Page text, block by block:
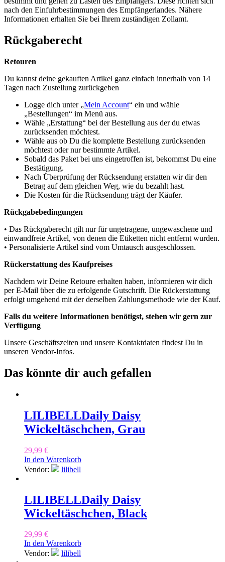
nach den Einfuhrbestimmungen des Empfängerlandes. Nähere
Informationen erhalten Sie bei Ihrem zuständigen Zollamt.
Rückgaberecht
Retouren
Du kannst deine gekauften Artikel ganz einfach innerhalb von 14
Tagen nach Zustellung zurückgeben
Logge dich unter „Mein Account“ ein und wähle
„Bestellungen“ im Menü aus.
Wähle „Erstattung“ bei der Bestellung aus der du etwas
zurücksenden möchtest.
Wähle aus ob Du die komplette Bestellung zurücksenden
möchtest oder nur bestimmte Artikel.
Sobald das Paket bei uns eingetroffen ist, bekommst Du eine
Bestätigung.
Nach Überprüfung der Rücksendung erstatten wir dir den
Betrag auf dem gleichen Weg, wie du bezahlt hast.
Die Kosten für die Rücksendung trägt der Käufer.
Rückgabebedingungen
• Das Rückgaberecht gilt nur für ungetragene, ungewaschene und
einwandfreie Artikel, von denen die Etiketten nicht entfernt wurden.
• Personalisierte Artikel sind vom Umtausch ausgeschlossen.
Rückerstattung des Kaufpreises
Nachdem wir Deine Retoure erhalten haben, informieren wir dich
per E-Mail über die zu erfolgende Gutschrift. Die Rückerstattung
erfolgt umgehend mit der derselben Zahlungsmethode wie der Kauf.
Falls du weitere Informationen benötigst, stehen wir gern zur
Verfügung
Unsere Geschäftszeiten und unsere Kontaktdaten findest Du in
unseren Vendor-Infos.
Das könnte dir auch gefallen
LILIBELLDaily Daisy
Wickeltäschchen, Grau
29,99 €
In den Warenkorb
Vendor:
lilibell
LILIBELLDaily Daisy
Wickeltäschchen, Black
29,99 €
In den Warenkorb
Vendor:
lilibell